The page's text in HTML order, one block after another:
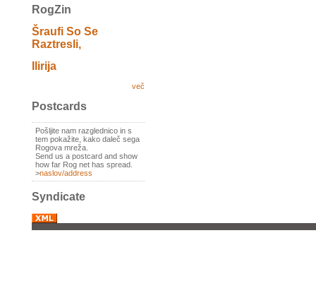
RogZin
Šraufi So Se
Raztresli,
Ilirija
več
Postcards
Pošljite nam razglednico in s
tem pokažite, kako daleč sega
Rogova mreža.
Send us a postcard and show
how far Rog net has spread.
>naslov/address
Syndicate